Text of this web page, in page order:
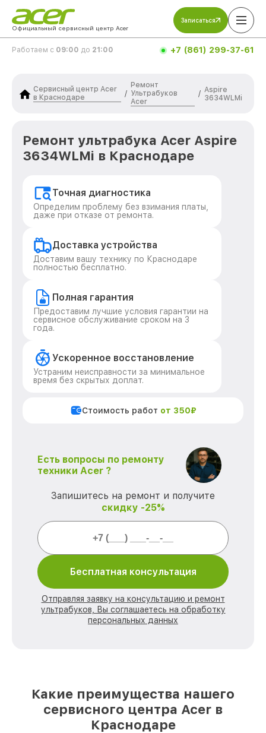
Официальный сервисный центр Acer
Записаться
Работаем с 09:00 до 21:00 +7 (861) 299-37-61
Сервисный центр Acer
в Краснодаре
/
Ремонт
Ультрабуков
Acer
/ Aspire
3634WLMi
Ремонт ультрабука Acer Aspire
3634WLMi в Краснодаре
Точная диагностика
Определим проблему без взимания платы,
даже при отказе от ремонта.
Доставка устройства
Доставим вашу технику по Краснодаре
полностью бесплатно.
Полная гарантия
Предоставим лучшие условия гарантии на
сервисное обслуживание сроком на 3
года.
Ускоренное восстановление
Устраним неисправности за минимальное
время без скрытых доплат.
Стоимость работ от 350₽
Есть вопросы по ремонту
техники Acer ?
Запишитесь на ремонт и получите
скидку -25%
Бесплатная консультация
Отправляя заявку на консультацию и ремонт
ультрабуков, Вы соглашаетесь на обработку
персональных данных
Какие преимущества нашего
сервисного центра Acer в
Краснодаре